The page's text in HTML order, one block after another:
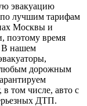
эвакуацию
лучшим тарифам
Москвы и
поэтому время
В нашем
любым дорожным
том числе, авто с
ДТП.